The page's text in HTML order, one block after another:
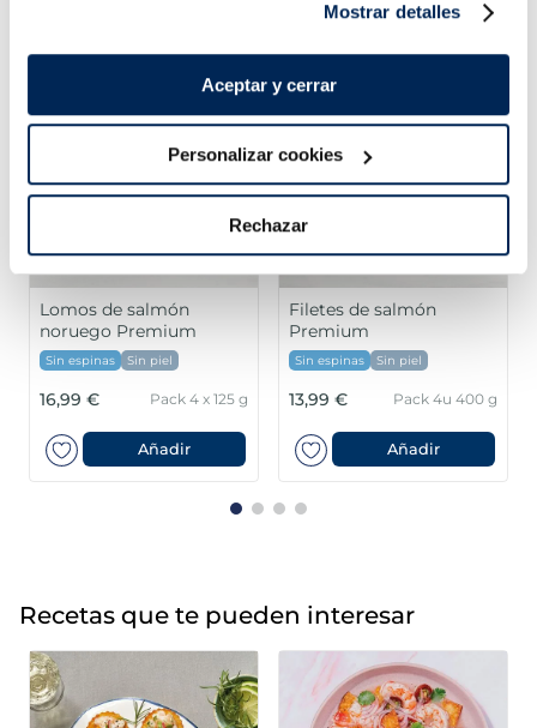
Mostrar detalles
Aceptar y cerrar
Personalizar cookies
Rechazar
¡Combínalo y hazte un menú de 10!
Lomos de salmón
noruego Premium
Sin espinas Sin piel
16,99 € Pack 4 x 125 g
Añadir
Filetes de salmón
Premium
Sin espinas Sin piel
13,99 € Pack 4u 400 g
Añadir
Recetas que te pueden interesar